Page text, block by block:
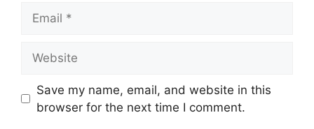
Save my name, email, and website in this
browser for the next time I comment.